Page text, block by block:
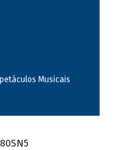
Musicais